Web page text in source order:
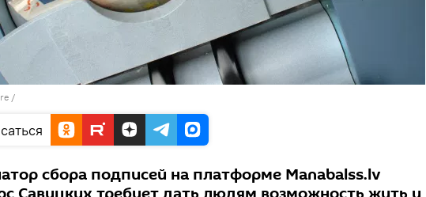
/
сбора подписей на платформе Manabalss.lv